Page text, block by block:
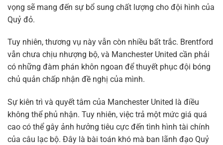
vọng sẽ mang đến sự bổ sung chất lượng cho đội hình của
Quỷ đỏ.
Tuy nhiên, thương vụ này vẫn còn nhiều bất trắc. Brentford
vẫn chưa chịu nhượng bộ, và Manchester United cần phải
có những đàm phán khôn ngoan để thuyết phục đội bóng
chủ quản chấp nhận đề nghị của mình.
Sự kiên trì và quyết tâm của Manchester United là điều
không thể phủ nhận. Tuy nhiên, việc trả một mức giá quá
cao có thể gây ảnh hưởng tiêu cực đến tình hình tài chính
của câu lạc bộ. Đây là bài toán khó mà ban lãnh đạo Quỷ